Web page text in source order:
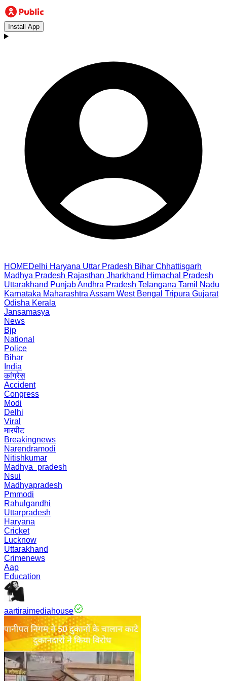
Install App
HOMEDelhi Haryana Uttar Pradesh Bihar Chhattisgarh
Madhya Pradesh Rajasthan Jharkhand Himachal Pradesh
Uttarakhand PunjabAndhra Pradesh Telangana Tamil Nadu
Karnataka Maharashtra Assam West Bengal Tripura Gujarat
Odisha Kerala
Jansamasya
News
Bjp
National
Police
Bihar
India
कांग्रेस
Accident
Congress
Modi
Delhi
Viral
मारपीट
Breakingnews
Narendramodi
Nitishkumar
Madhya_pradesh
Nsui
Madhyapradesh
Pmmodi
Rahulgandhi
Uttarpradesh
Haryana
Cricket
Lucknow
Uttarakhand
Crimenews
Aap
Education
aartiraimediahouse